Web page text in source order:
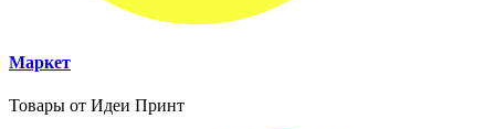
Маркет
Товары от Идеи Принт